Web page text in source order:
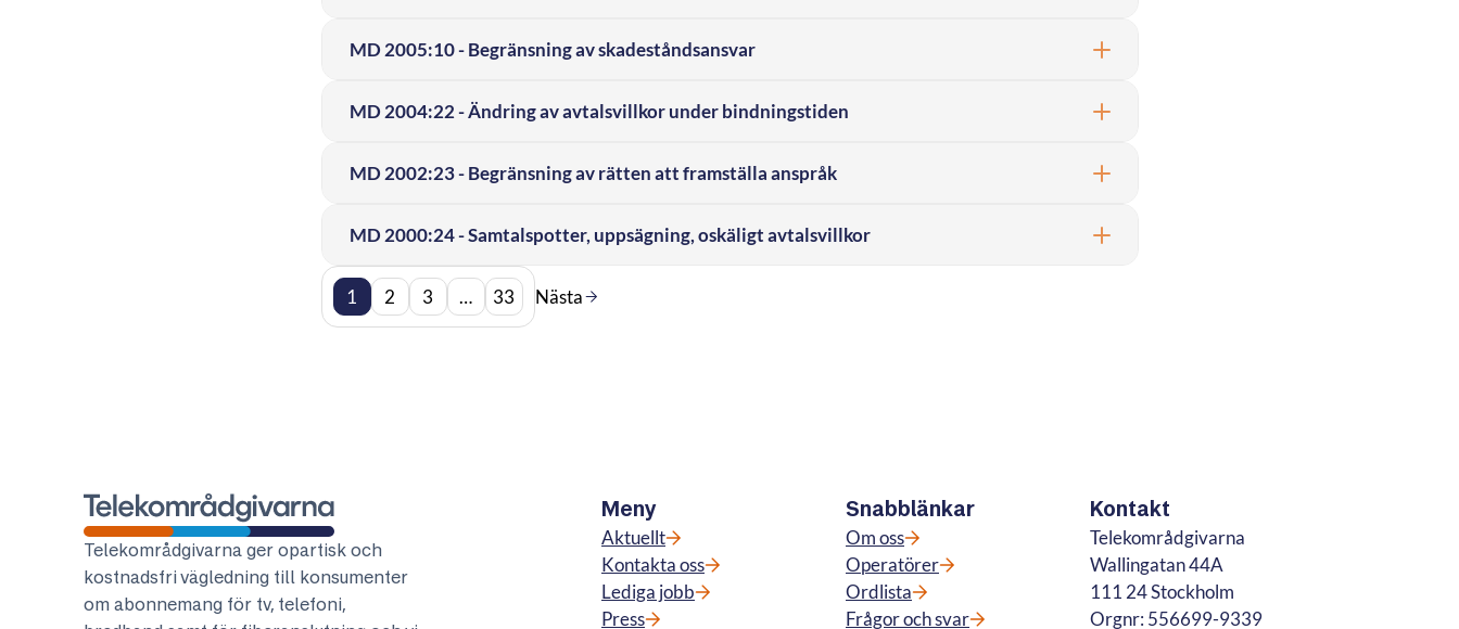
MD 2005:10 - Begränsning av skadeståndsansvar
MD 2004:22 - Ändring av avtalsvillkor under bindningstiden
MD 2002:23 - Begränsning av rätten att framställa anspråk
MD 2000:24 - Samtalspotter, uppsägning, oskäligt avtalsvillkor
1 2 3 … 33 Nästa
Telekområdgivarna
Telekområdgivarna ger opartisk och
kostnadsfri vägledning till konsumenter
om abonnemang för tv, telefoni,
Meny
Aktuellt
Kontakta oss
Lediga jobb
Press
Snabblänkar
Om oss
Operatörer
Ordlista
Frågor och svar
Kontakt
Telekområdgivarna
Wallingatan 44A
111 24 Stockholm
Orgnr: 556699-9339